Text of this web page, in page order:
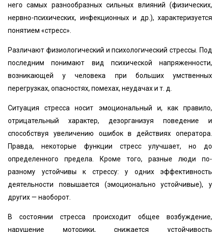
него самых разнообразных сильных влияний (физических,
нервно-психических, инфекционных и др.), характеризуется
понятием «стресс».
Различают физиологический и психологический стрессы. Под
последним понимают вид психической напряженности,
возникающей у человека при больших умственных
перегрузках, опасностях, помехах, неудачах и т. д.
Ситуация стресса носит эмоциональный и, как правило,
отрицательный характер, дезорганизуя поведение и
способствуя увеличению ошибок в действиях оператора.
Правда, некоторые функции стресс улучшает, но до
определенного предела. Кроме того, разные люди по-
разному устойчивы к стрессу: у одних эффективность
деятельности повышается (эмоционально устойчивые), у
других — наоборот.
В состоянии стресса происходит общее возбуждение,
нарушение моторики, снижается устойчивость